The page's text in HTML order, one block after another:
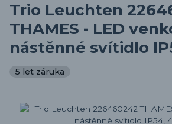
Trio Leuchten
THAMES - LED
nástěnné svítidlo
5 let záruka